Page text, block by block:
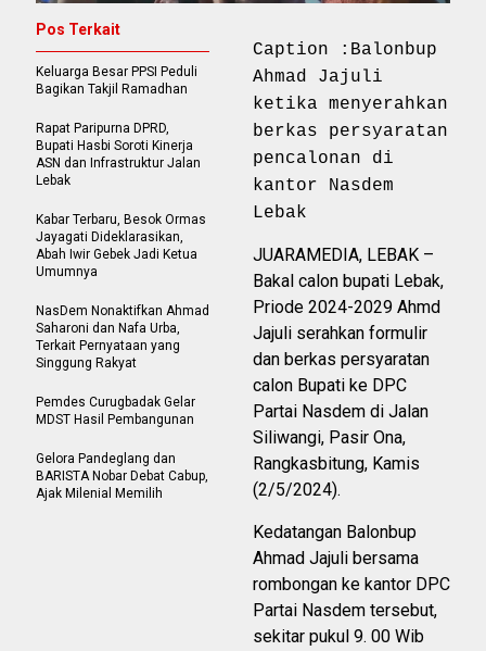
Caption :Balonbup
Ahmad Jajuli
ketika menyerahkan
berkas persyaratan
pencalonan di
kantor Nasdem
Lebak
JUARAMEDIA, LEBAK –
Bakal calon bupati Lebak,
Priode 2024-2029 Ahmd
Jajuli serahkan formulir
dan berkas persyaratan
calon Bupati ke DPC
Partai Nasdem di Jalan
Siliwangi, Pasir Ona,
Rangkasbitung, Kamis
(2/5/2024).
Kedatangan Balonbup
Ahmad Jajuli bersama
rombongan ke kantor DPC
Partai Nasdem tersebut,
sekitar pukul 9. 00 Wib
Pos Terkait
Keluarga Besar PPSI Peduli
Bagikan Takjil Ramadhan
Rapat Paripurna DPRD,
Bupati Hasbi Soroti Kinerja
ASN dan Infrastruktur Jalan
Lebak
Kabar Terbaru, Besok Ormas
Jayagati Dideklarasikan,
Abah Iwir Gebek Jadi Ketua
Umumnya
NasDem Nonaktifkan Ahmad
Saharoni dan Nafa Urba,
Terkait Pernyataan yang
Singgung Rakyat
Pemdes Curugbadak Gelar
MDST Hasil Pembangunan
Gelora Pandeglang dan
BARISTA Nobar Debat Cabup,
Ajak Milenial Memilih